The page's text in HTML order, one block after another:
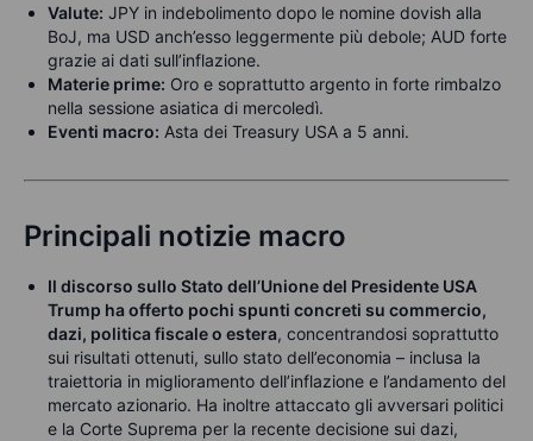
Valute: JPY in indebolimento dopo le nomine dovish alla
BoJ, ma USD anch’esso leggermente più debole; AUD forte
grazie ai dati sull’inflazione.
Materie prime: Oro e soprattutto argento in forte rimbalzo
nella sessione asiatica di mercoledì.
Eventi macro: Asta dei Treasury USA a 5 anni.
Principali notizie macro
Il discorso sullo Stato dell’Unione del Presidente USA
Trump ha offerto pochi spunti concreti su commercio,
dazi, politica fiscale o estera, concentrandosi soprattutto
sui risultati ottenuti, sullo stato dell’economia – inclusa la
traiettoria in miglioramento dell’inflazione e l’andamento del
mercato azionario. Ha inoltre attaccato gli avversari politici
e la Corte Suprema per la recente decisione sui dazi,